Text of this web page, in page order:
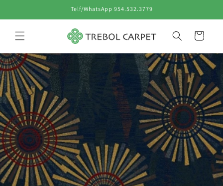
al contenido
Telf/WhatsApp 954.532.3779
Carrito